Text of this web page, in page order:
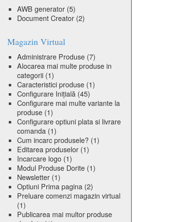
AWB generator (5)
Document Creator (2)
Magazin Virtual
Administrare Produse (7)
Alocarea mai multe produse in
categorii (1)
Caracteristici produse (1)
Configurare Inițială (45)
Configurare mai multe variante la
produse (1)
Configurare optiuni plata si livrare
comanda (1)
Cum incarc produsele? (1)
Editarea produselor (1)
Incarcare logo (1)
Modul Produse Dorite (1)
Newsletter (1)
Optiuni Prima pagina (2)
Preluare comenzi magazin virtual
(1)
Publicarea mai multor produse